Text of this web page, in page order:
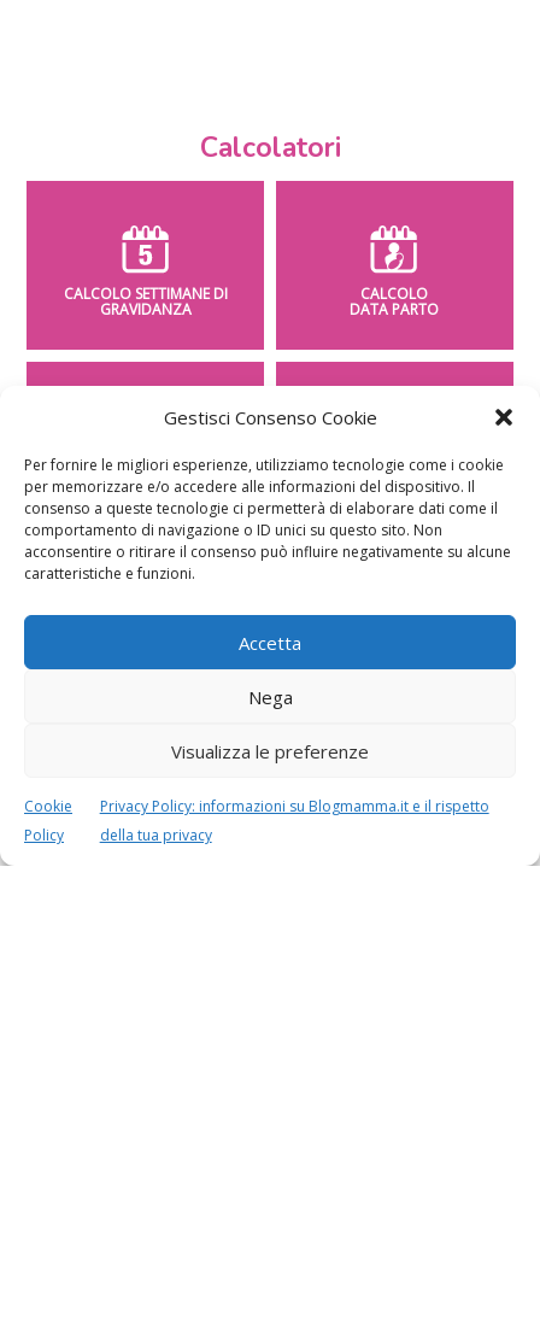
Gestisci Consenso Cookie
Per fornire le migliori esperienze, utilizziamo tecnologie come i cookie
per memorizzare e/o accedere alle informazioni del dispositivo. Il
consenso a queste tecnologie ci permetterà di elaborare dati come il
comportamento di navigazione o ID unici su questo sito. Non
acconsentire o ritirare il consenso può influire negativamente su alcune
caratteristiche e funzioni.
Accetta
Nega
Visualizza le preferenze
Cookie
Policy
Privacy Policy: informazioni su Blogmamma.it e il rispetto
della tua privacy
Calcolatori
CALCOLO SETTIMANE DI
GRAVIDANZA
CALCOLO
DATA PARTO
CALCOLO
PESO BAMBINO
CALCOLO
PERIODO FERTILE
Speciali in evidenza